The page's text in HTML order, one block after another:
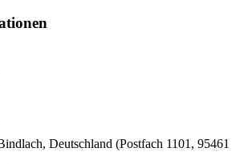
Deutschland (Postfach 1101, 95461